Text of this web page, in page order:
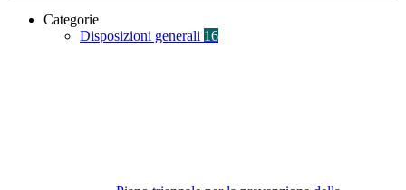
Categorie
Disposizioni generali 16